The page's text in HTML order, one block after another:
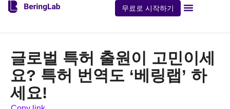
무료로 시작하기
글로벌 특허 출원이 고민이세
요? 특허 번역도 ‘베링랩’ 하
세요!